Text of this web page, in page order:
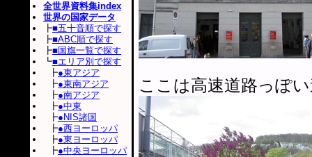
ここは高速道路っぽ
全世界資料集index
世界の国家データ
┣■五十音順で探す
┣■ABC順で探す
┣■国旗一覧で探す
┗■エリア別で探す
┣●東アジア
┣●東南アジア
┣●南アジア
┣●中東
┣●NIS諸国
┣●西ヨーロッパ
┣●東ヨーロッパ
┣●中央ヨーロッパ